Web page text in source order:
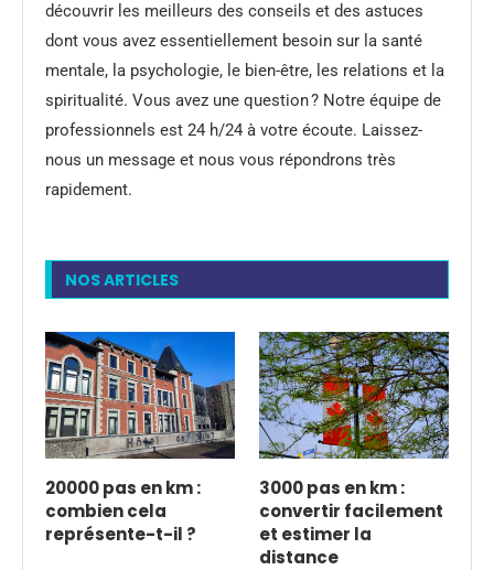
découvrir les meilleurs des conseils et des astuces
dont vous avez essentiellement besoin sur la santé
mentale, la psychologie, le bien-être, les relations et la
spiritualité. Vous avez une question ? Notre équipe de
professionnels est 24 h/24 à votre écoute. Laissez-
nous un message et nous vous répondrons très
rapidement.
NOS ARTICLES
20000 pas en km :
combien cela
représente-t-il ?
3000 pas en km :
convertir facilement
et estimer la
distance